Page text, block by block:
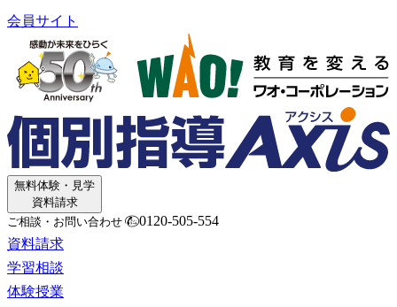
会員サイト
無料体験・見学
資料請求
ご相談・お問い合わせ
0120-505-554
資料請求
学習相談
体験授業